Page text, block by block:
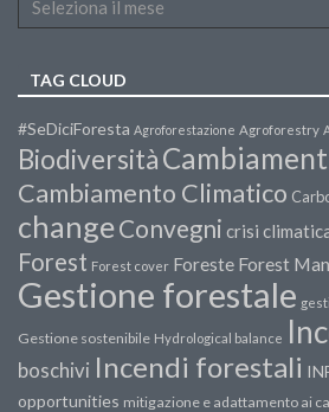
TAG CLOUD
#SeDiciForesta Agroforestazione Agroforestry
Biodiversità
Cambiamento Climatico
changeConvegni crisi
Forest Forest cover Foreste Forest
Gestione forestale
Gestione sostenibile Hydrological balance
boschivi Incendi forestali
opportunities mitigazione e adattamento ai